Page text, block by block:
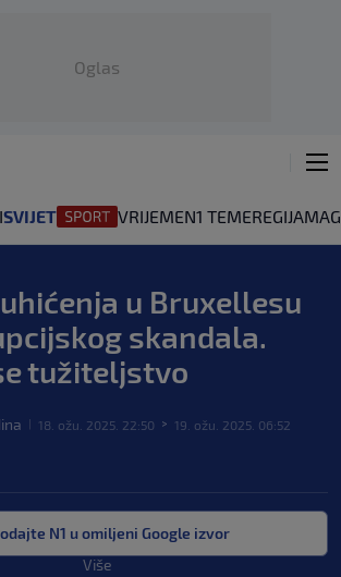
Oglas
SVIJET VRIJEMEN1 TEMEREGIJA
u Bruxellesu
skandala.
tužiteljstvo
18. ožu. 2025. 22:50 > 19. ožu. 2025. 06:52
N1 u omiljeni Google izvor
Više